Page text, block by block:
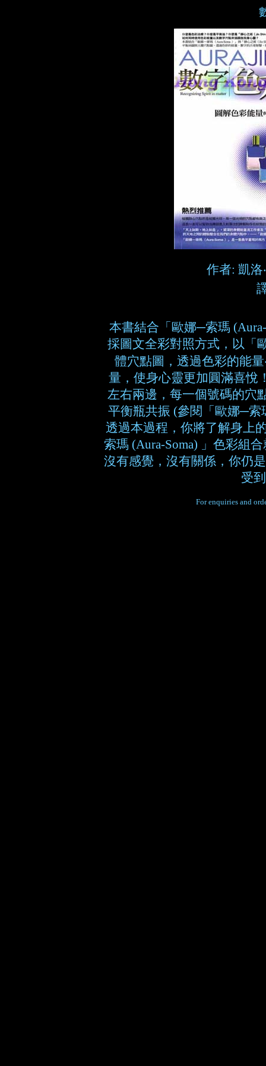
作者: 凱洛
本書結合「歐娜─索瑪
採圖文全彩對照方式，以「
體穴點圖，透過色彩的能
量，使身心靈更加圓滿喜悅
左右兩邊，每一個號碼的穴
平衡瓶共振 (參閱「歐娜─索
透過本過程，你將了解身上
索瑪 (Aura-Soma) 」色彩組
沒有感覺，沒有關係，你仍
受
For enquiries and